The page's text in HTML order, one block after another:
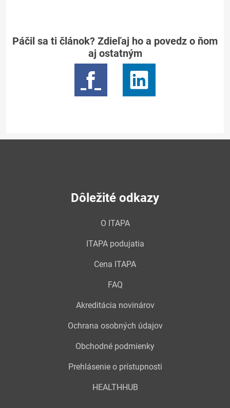
Páčil sa ti článok? Zdieľaj ho a povedz o ňom
aj ostatným
Dôležité odkazy
O ITAPA
ITAPA podujatia
Cena ITAPA
FAQ
Akreditácia novinárov
Ochrana osobných údajov
Obchodné podmienky
Prehlásenie o prístupnosti
HEALTHHUB